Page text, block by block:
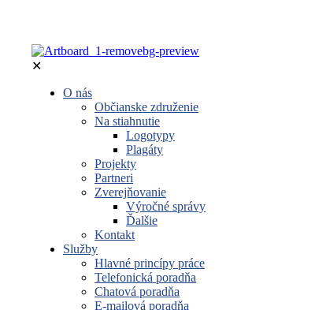
✕
O nás
Občianske združenie
Na stiahnutie
Logotypy
Plagáty
Projekty
Partneri
Zverejňovanie
Výročné správy
Ďalšie
Kontakt
Služby
Hlavné princípy práce
Telefonická poradňa
Chatová poradňa
E-mailová poradňa